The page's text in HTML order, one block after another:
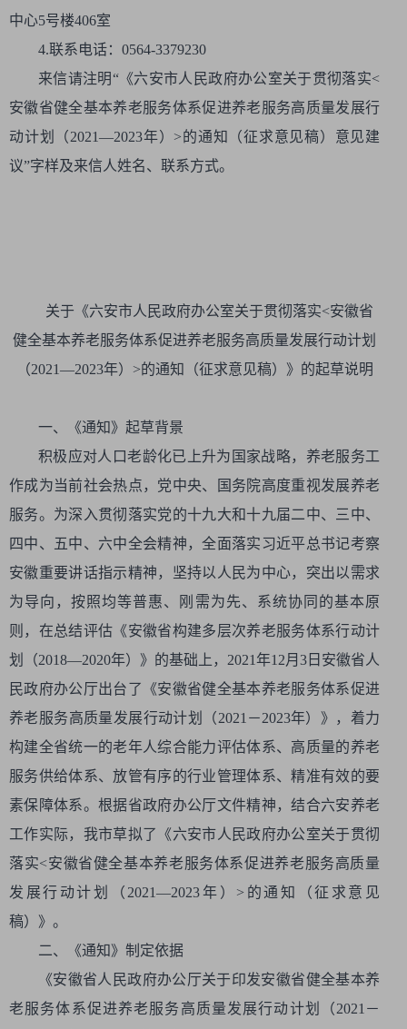
中心5号楼406室
4.联系电话：0564-3379230
来信请注明“《六安市人民政府办公室关于贯彻落实<
安徽省健全基本养老服务体系促进养老服务高质量发展行
动计划（2021—2023年）>的通知（征求意见稿）意见建
议”字样及来信人姓名、联系方式。
关于《六安市人民政府办公室关于贯彻落实<安徽省
健全基本养老服务体系促进养老服务高质量发展行动计划
（2021—2023年）>的通知（征求意见稿）》的起草说明
一、《通知》起草背景
积极应对人口老龄化已上升为国家战略，养老服务工
作成为当前社会热点，党中央、国务院高度重视发展养老
服务。为深入贯彻落实党的十九大和十九届二中、三中、
四中、五中、六中全会精神，全面落实习近平总书记考察
安徽重要讲话指示精神，坚持以人民为中心，突出以需求
为导向，按照均等普惠、刚需为先、系统协同的基本原
则，在总结评估《安徽省构建多层次养老服务体系行动计
划（2018—2020年）》的基础上，2021年12月3日安徽省人
民政府办公厅出台了《安徽省健全基本养老服务体系促进
养老服务高质量发展行动计划（2021－2023年）》，着力
构建全省统一的老年人综合能力评估体系、高质量的养老
服务供给体系、放管有序的行业管理体系、精准有效的要
素保障体系。根据省政府办公厅文件精神，结合六安养老
工作实际，我市草拟了《六安市人民政府办公室关于贯彻
落实<安徽省健全基本养老服务体系促进养老服务高质量
发展行动计划（2021—2023年）>的通知（征求意见
稿）》。
二、《通知》制定依据
《安徽省人民政府办公厅关于印发安徽省健全基本养
老服务体系促进养老服务高质量发展行动计划（2021－